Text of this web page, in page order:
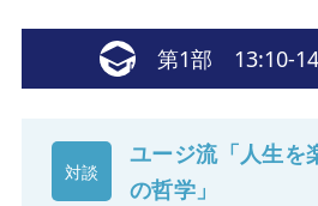
第1部 13:10-
対談
ユージ流「人生を
の哲学」